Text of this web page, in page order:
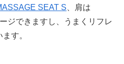
SEAT S 、肩は
ジできますし、うまくリフレ
す。